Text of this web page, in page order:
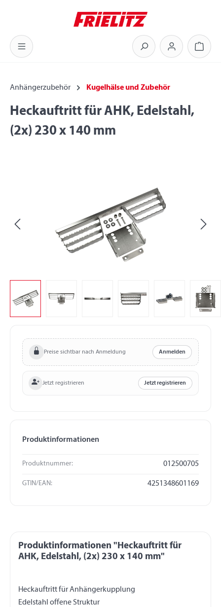
Zum Hauptinhalt springen
Anhängerzubehör Kugelhälse und Zubehör
Heckauftritt für AHK, Edelstahl,
(2x) 230 x 140 mm
Preise sichtbar nach Anmeldung Anmelden
Jetzt registrieren Jetzt registrieren
Produktinformationen
Produktnummer: 012500705
GTIN/EAN: 4251348601169
Produktinformationen "Heckauftritt für
AHK, Edelstahl, (2x) 230 x 140 mm"
Heckauftritt für Anhängerkupplung
Edelstahl offene Struktur